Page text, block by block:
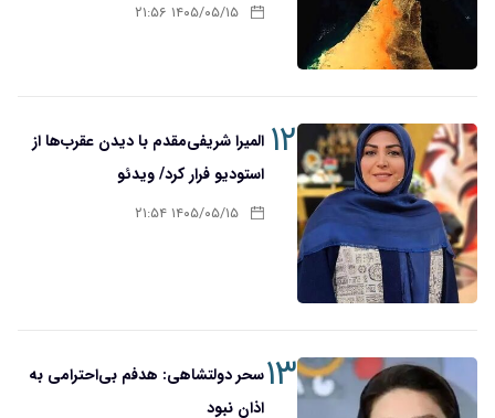
۱۴۰۵/۰۵/۱۵ ۲۱:۵۶
۱۲ المیرا شریفی‌مقدم با دیدن عقرب‌ها از
استودیو فرار کرد/ ویدئو
۱۴۰۵/۰۵/۱۵ ۲۱:۵۴
۱۳سحر دولتشاهی: هدفم بی‌احترامی به
اذان نبود